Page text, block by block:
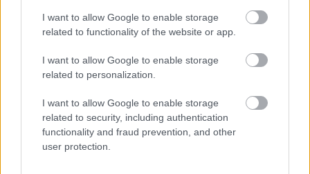
I want to allow Google to enable storage
related to functionality of the website or app.
I want to allow Google to enable storage
related to personalization.
I want to allow Google to enable storage
related to security, including authentication
functionality and fraud prevention, and other
user protection.
παντού…